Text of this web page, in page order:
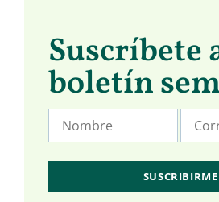
Suscríbete
boletín